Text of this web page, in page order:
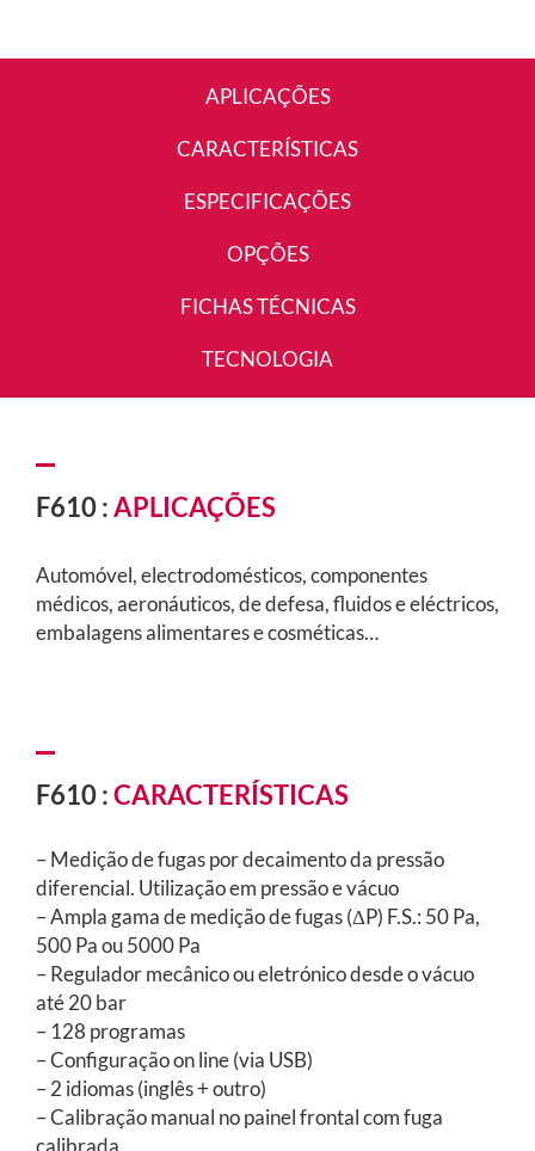
APLICAÇÕES
CARACTERÍSTICAS
ESPECIFICAÇÕES
OPÇÕES
FICHAS TÉCNICAS
TECNOLOGIA
F610 :APLICAÇÕES
Automóvel, electrodomésticos, componentes
médicos, aeronáuticos, de defesa, fluidos e eléctricos,
embalagens alimentares e cosméticas…
F610 :CARACTERÍSTICAS
– Medição de fugas por decaimento da pressão
diferencial. Utilização em pressão e vácuo
– Ampla gama de medição de fugas (ΔP) F.S.: 50 Pa,
500 Pa ou 5000 Pa
– Regulador mecânico ou eletrónico desde o vácuo
até 20 bar
– 128 programas
– Configuração on line (via USB)
– 2 idiomas (inglês + outro)
– Calibração manual no painel frontal com fuga